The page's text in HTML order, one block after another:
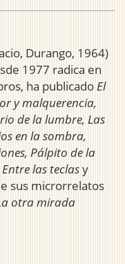
Durango, 1964)
1977 radica en
ha publicado El
y malquerencia,
de la lumbre, Las
en la sombra,
Pálpito de la
las teclasy
sus microrrelatos
otra mirada